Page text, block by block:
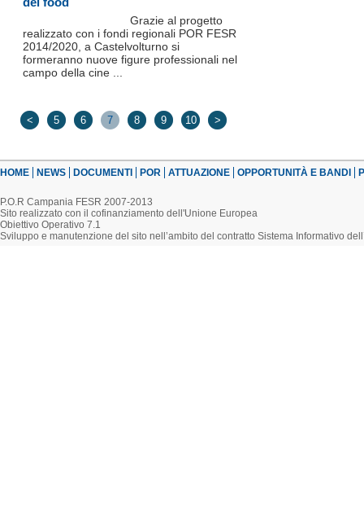
Grazie al progetto
realizzato con i fondi regionali POR FESR
2014/2020, a Castelvolturno si
formeranno nuove figure professionali nel
campo della cine ...
< 5 6 7 8 9 10 >
HOME NEWS DOCUMENTI POR ATTUAZIONE OPPORTUNITÀ E BANDI
P.O.R Campania FESR 2007-2013
Sito realizzato con il cofinanziamento dell'Unione Europea
Obiettivo Operativo 7.1
Sviluppo e manutenzione del sito nell’ambito del contratto Sistema Informativo